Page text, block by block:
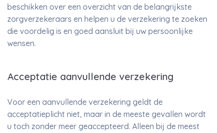
beschikken over een overzicht van de belangrijkste
zorgverzekeraars en helpen u de verzekering te zoeken
die voordelig is en goed aansluit bij uw persoonlijke
wensen.
Acceptatie aanvullende verzekering
Voor een aanvullende verzekering geldt de
acceptatieplicht niet, maar in de meeste gevallen wordt
u toch zonder meer geaccepteerd. Alleen bij de meest